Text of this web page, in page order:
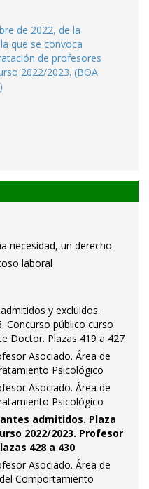
de 2022, de la
que se convoca
de profesores
2022/2023. (BOA
necesidad, un derecho
laboral
y excluidos.
Concurso público curso
Doctor. Plazas 419 a 427
Asociado. Área de
Psicológico
Asociado. Área de
Psicológico
admitidos. Plaza
2022/2023. Profesor
428 a 430
Asociado. Área de
Comportamiento